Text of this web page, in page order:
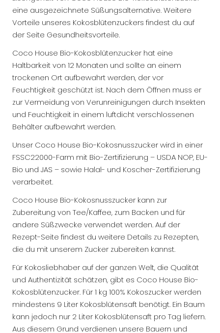
eine ausgezeichnete Süßungsalternative. Weitere
Vorteile unseres Kokosblütenzuckers findest du auf
der Seite Gesundheitsvorteile.
Coco House Bio-Kokosblütenzucker hat eine
Haltbarkeit von 12 Monaten und sollte an einem
trockenen Ort aufbewahrt werden, der vor
Feuchtigkeit geschützt ist. Nach dem Öffnen muss er
zur Vermeidung von Verunreinigungen durch Insekten
und Feuchtigkeit in einem luftdicht verschlossenen
Behälter aufbewahrt werden.
Unser Coco House Bio-Kokosnusszucker wird in einer
FSSC22000-Farm mit Bio-Zertifizierung – USDA NOP, EU-
Bio und JAS – sowie Halal- und Koscher-Zertifizierung
verarbeitet.
Coco House Bio-Kokosnusszucker kann zur
Zubereitung von Tee/Kaffee, zum Backen und für
andere Süßzwecke verwendet werden. Auf der
Rezept-Seite findest du weitere Details zu Rezepten,
die du mit unserem Zucker zubereiten kannst.
Für Kokosliebhaber auf der ganzen Welt, die Qualität
und Authentizität schätzen, gibt es Coco House Bio-
Kokosblütenzucker. Für 1 kg 100% Kokoszucker werden
mindestens 9 Liter Kokosblütensaft benötigt. Ein Baum
kann jedoch nur 2 Liter Kokosblütensaft pro Tag liefern.
Aus diesem Grund verdienen unsere Bauern und